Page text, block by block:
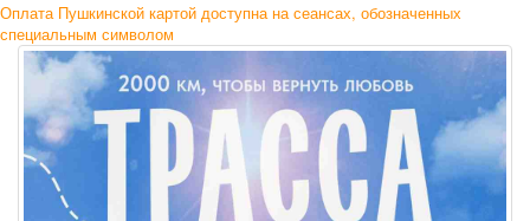
Оплата Пушкинской картой доступна на сеансах, обозначенных
специальным символом